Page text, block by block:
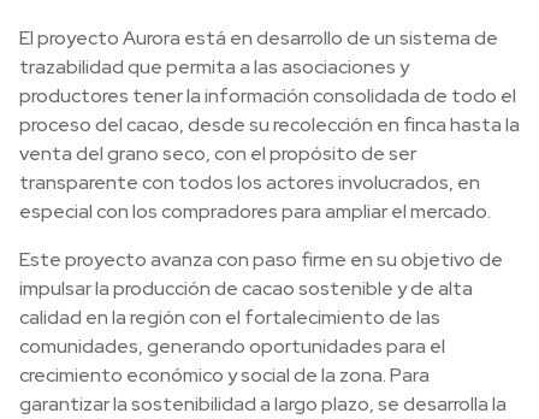
El proyecto Aurora está en desarrollo de un sistema de
trazabilidad que permita a las asociaciones y
productores tener la información consolidada de todo el
proceso del cacao, desde su recolección en finca hasta la
venta del grano seco, con el propósito de ser
transparente con todos los actores involucrados, en
especial con los compradores para ampliar el mercado.
Este proyecto avanza con paso firme en su objetivo de
impulsar la producción de cacao sostenible y de alta
calidad en la región con el fortalecimiento de las
comunidades, generando oportunidades para el
crecimiento económico y social de la zona. Para
garantizar la sostenibilidad a largo plazo, se desarrolla la